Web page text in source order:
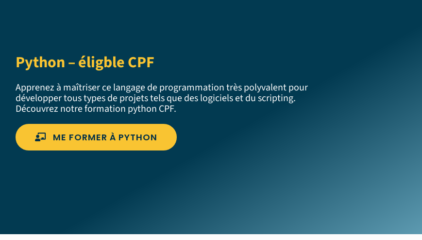
Python – éligble CPF
Apprenez à maîtriser ce langage de programmation très polyvalent pour
développer tous types de projets tels que des logiciels et du scripting.
Découvrez notreformation python CPF.
ME FORMER À PYTHON